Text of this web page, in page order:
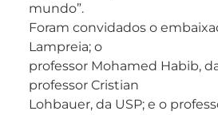
mundo”.
Foram convidados o
Lampreia; o
professor Mohamed Habib,
professor Cristian
Lohbauer, da USP; e o